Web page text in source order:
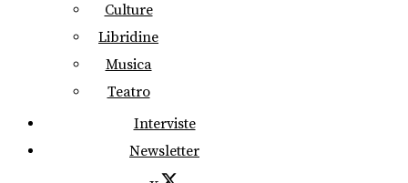
Culture
Libridine
Musica
Teatro
Interviste
Newsletter